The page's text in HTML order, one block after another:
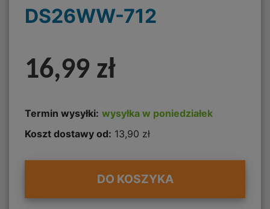
DS26WW-712
16,99 zł
Termin wysyłki: wysyłka w poniedziałek
Koszt dostawy od: 13,90 zł
DO KOSZYKA